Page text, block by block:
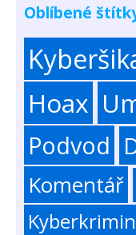
Oblíbené
Hoax
Podvod
Komentář